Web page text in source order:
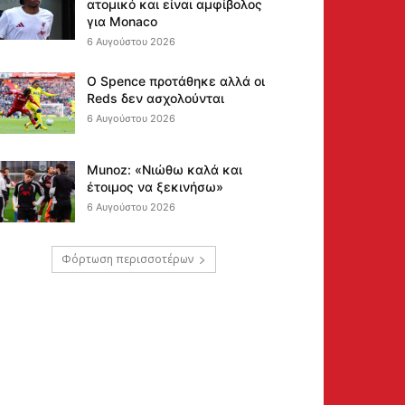
ατομικό και είναι αμφίβολος
για Monaco
6 Αυγούστου 2026
Ο Spence προτάθηκε αλλά οι
Reds δεν ασχολούνται
6 Αυγούστου 2026
Munoz: «Νιώθω καλά και
έτοιμος να ξεκινήσω»
6 Αυγούστου 2026
Φόρτωση περισσοτέρων